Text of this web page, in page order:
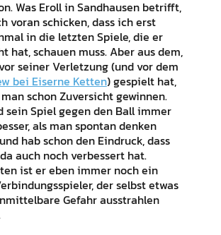
Was Eroll in Sandhausen betrifft,
voran schicken, dass ich erst
in die letzten Spiele, die er
hat, schauen muss. Aber aus dem,
seiner Verletzung (und vor dem
bei Eiserne Ketten) gespielt hat,
schon Zuversicht gewinnen.
sein Spiel gegen den Ball immer
als man spontan denken
hab schon den Eindruck, dass
auch noch verbessert hat.
ist er eben immer noch ein
der selbst etwas
Gefahr ausstrahlen